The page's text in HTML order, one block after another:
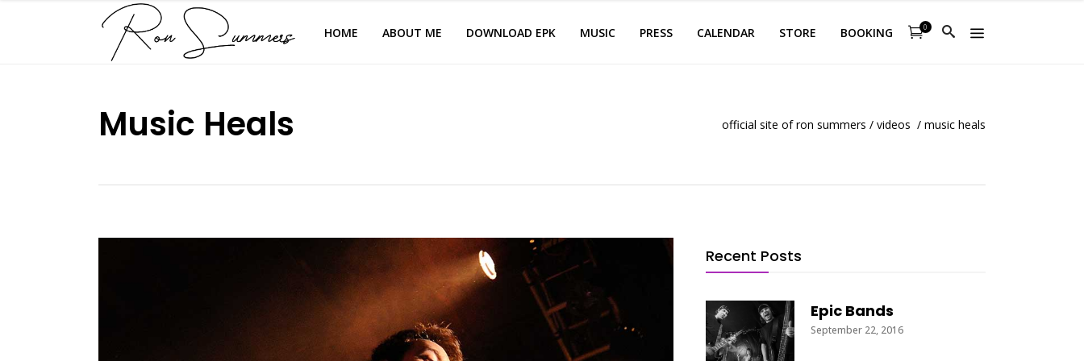
HOME ABOUT ME DOWNLOAD EPK MUSIC PRESS CALENDAR STORE BOOKING 0
Music Heals official site of ron summers / videos / music heals
Recent Posts
Epic Bands
September 22, 2016